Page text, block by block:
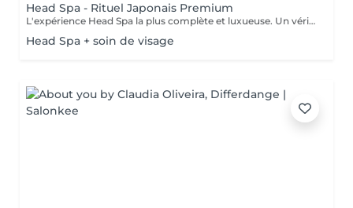
Head Spa - Rituel Japonais Premium
L'expérience Head Spa la plus complète et luxueuse. Un véritable rituel japonais qui associe aromathérapie, massages profonds. Un moment d'équilibre, d'énergie et de renaissance pour le corps et l'esprit.
Head Spa + soin de visage